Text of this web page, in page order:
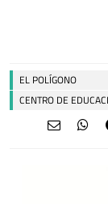
EL POLÍGONO
CENTRO DE